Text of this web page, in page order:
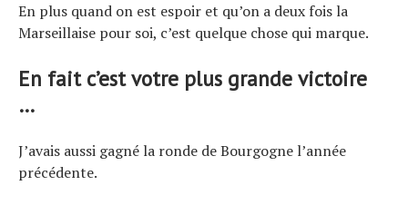
En plus quand on est espoir et qu’on a deux fois la
Marseillaise pour soi, c’est quelque chose qui marque.
En fait c’est votre plus grande victoire
…
J’avais aussi gagné la ronde de Bourgogne l’année
précédente.